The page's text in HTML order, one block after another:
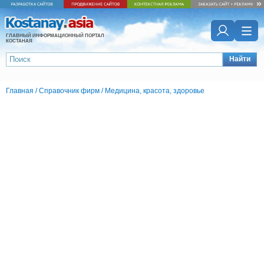
ГЛАВНЫЙ ИНФОРМАЦИОННЫЙ ПОРТАЛ
КОСТАНАЯ
Найти
Главная /Справочник фирм / Медицина, красота, здоровье